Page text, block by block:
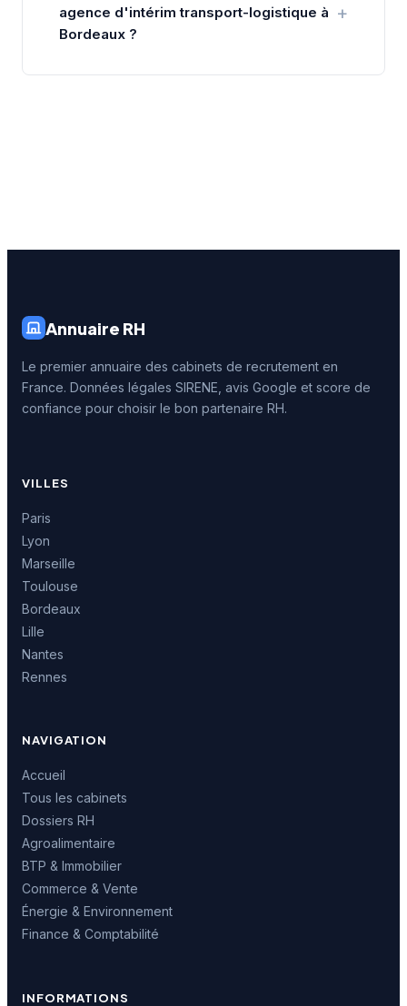
agence d'intérim transport-logistique à
Bordeaux ?
Annuaire RH
Le premier annuaire des cabinets de recrutement en
France. Données légales SIRENE, avis Google et score de
confiance pour choisir le bon partenaire RH.
VILLES
Paris
Lyon
Marseille
Toulouse
Bordeaux
Lille
Nantes
Rennes
NAVIGATION
Accueil
Tous les cabinets
Dossiers RH
Agroalimentaire
BTP & Immobilier
Commerce & Vente
Énergie & Environnement
Finance & Comptabilité
INFORMATIONS